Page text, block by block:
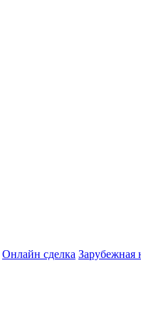
Онлайн сделка Зарубежная